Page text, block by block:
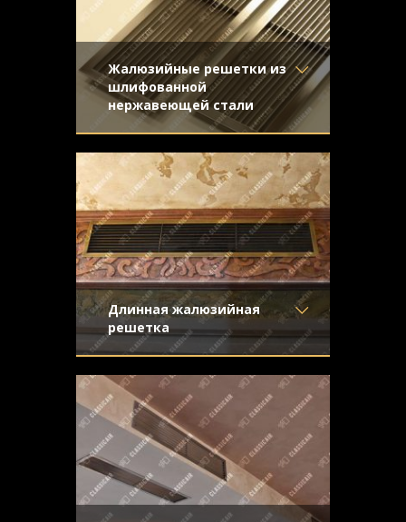
Жалюзийные решетки из
шлифованной
нержавеющей стали
Материал- Нержавеющая
сталь
Отделка- Шлифованная
нержавейка
Узор-
Конструкция- Жалюзи
стали для вентиляции. Отделка -
направленная шлифовка
Длинная жалюзийная
решетка
Материал- Латунь
Отделка- Старение с
эффектом затёртости
Узор
-
Конструкция- Жалюзи
из латуни со средним старением и
эффектом затертости